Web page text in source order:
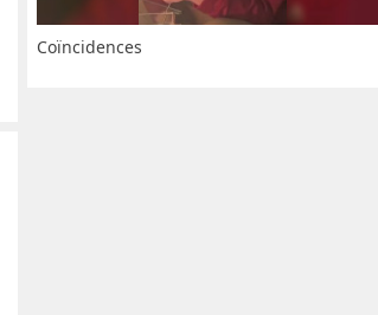
Coïncidences